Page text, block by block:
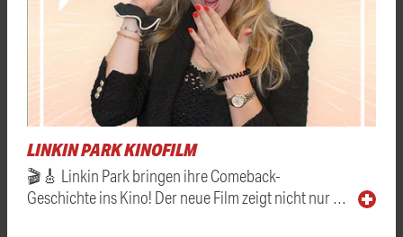
LINKIN PARK KINOFILM
🎬🎸 Linkin Park bringen ihre Comeback-
Geschichte ins Kino! Der neue Film zeigt nicht nur …